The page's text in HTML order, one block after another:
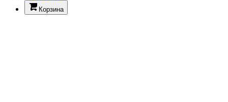
Корзина